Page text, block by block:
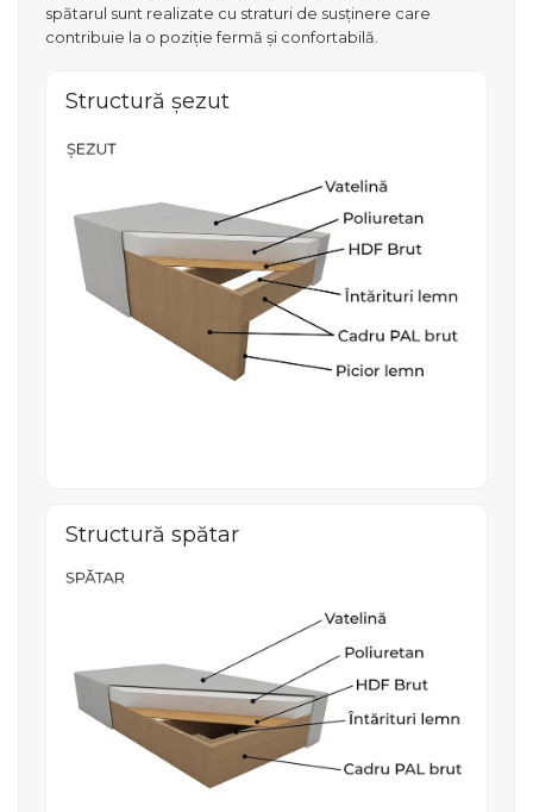
spătarul sunt realizate cu straturi de susținere care
contribuie la o poziție fermă și confortabilă.
Structură șezut
Structură spătar